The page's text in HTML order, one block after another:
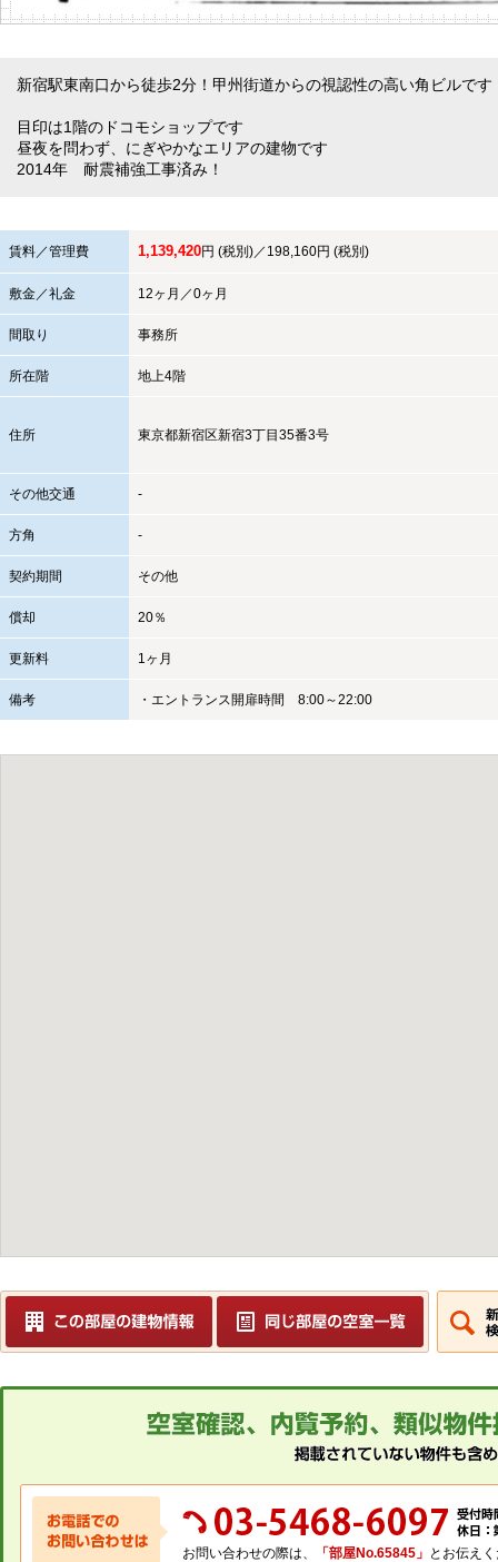
新宿駅東南口から徒歩2分！甲州街道からの視認性の高い角ビルです
目印は1階のドコモショップです
昼夜を問わず、にぎやかなエリアの建物です
2014年 耐震補強工事済み！
賃料／管理費 1,139,420円 (税別)／198,160円 (税別)
敷金／礼金 12ヶ月／0ヶ月
間取り 事務所
所在階 地上4階
住所 東京都新宿区新宿3丁目35番3号
その他交通 -
方角 -
契約期間 その他
償却 20％
更新料 1ヶ月
備考 ・エントランス開扉時間 8:00～22:00
お問い合わせの際は、 「部屋No.65845」 とお伝え